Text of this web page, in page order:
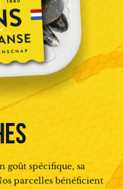
goût spécifique, sa
parcelles bénéficient